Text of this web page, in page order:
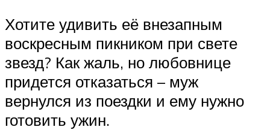
Хотите удивить её внезапным
воскресным пикником при свете
звезд? Как жаль, но любовнице
придется отказаться – муж
вернулся из поездки и ему нужно
готовить ужин.